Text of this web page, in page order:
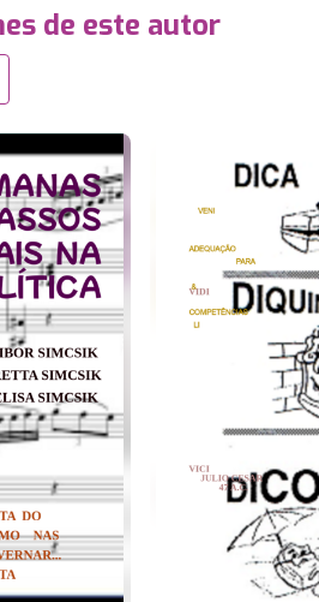
de este autor